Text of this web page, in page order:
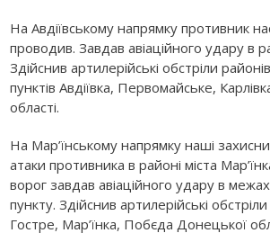
На Авдіївському напрямку противник
проводив. Завдав авіаційного удару в
Здійснив артилерійські обстріли
пунктів Авдіївка, Первомайське,
області.
На Мар’їнському напрямку наші
атаки противника в районі міста
ворог завдав авіаційного удару в
пункту. Здійснив артилерійські
Гостре, Мар’їнка, Побєда Донецької